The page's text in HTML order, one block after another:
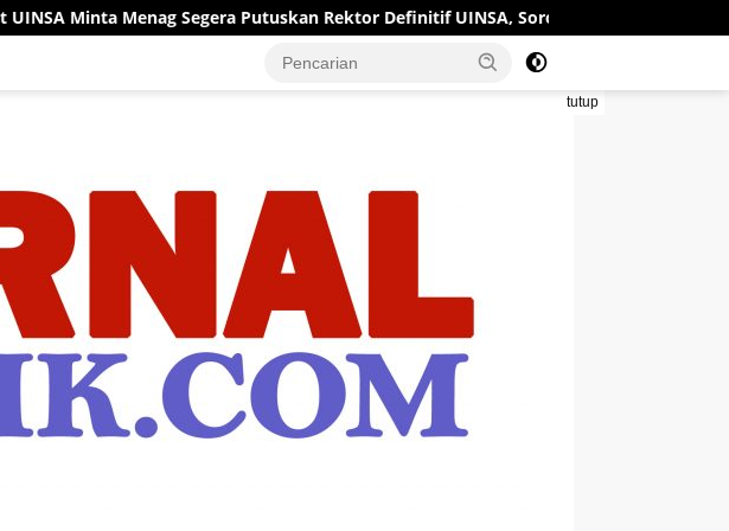
Segera Putuskan Rektor Definitif UINSA, Soroti Kepemimpinan Berstatus Plt
tutup